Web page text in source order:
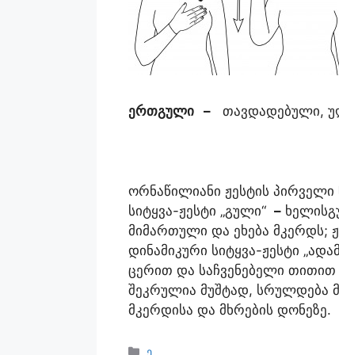
ერთგული – თავდადებული,
ორნაწილიანი ჟესტის
სიტყვა-ჟესტი „გული“ –
მიმართული და ეხება მკერდს;
დინამიკური სიტყვა-ჟესტი
ცერით და საჩვენებელი თითით
შეკრულია მუშტად, სრულდება
მკერდისა და მხრების დონეზე.
ე